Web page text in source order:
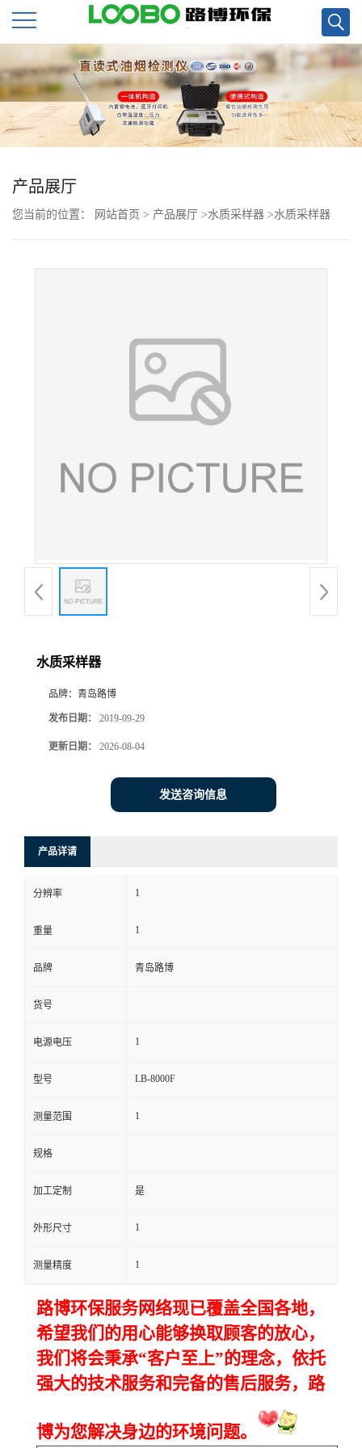
公
司
首
页
公
品
厅
在
线
留
言
产品展厅
您当前的位置： 网站首页 > 产品展厅 >水质采样器 >水质采样器
水质采样器
品牌： 青岛路博
发布日期： 2019-09-29
更新日期： 2026-08-04
发送咨询信息
产品详请
分辨率 1
重量 1
品牌 青岛路博
货号
电源电压 1
型号 LB-8000F
测量范围 1
规格
加工定制 是
外形尺寸 1
测量精度 1
路博环保服务网络现已覆盖全国各地，
希望我们的用心能够换取顾客的放心，
我们将会秉承“客户至上”的理念，依托
强大的技术服务和完备的售后服务，路
博为您解决身边的环境问题。